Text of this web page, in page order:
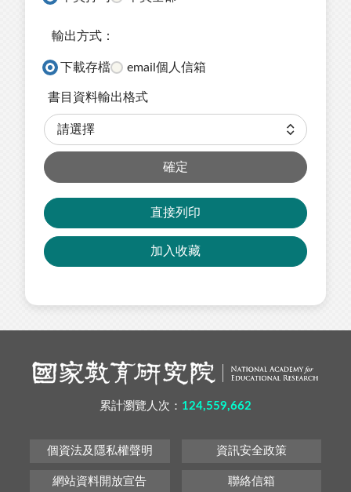
輸出方式：
下載存檔 email個人信箱
書目資料輸出格式
確定
直接列印
加入收藏
累計瀏覽人次： 124,559,662
個資法及隱私權聲明 資訊安全政策
網站資料開放宣告 聯絡信箱